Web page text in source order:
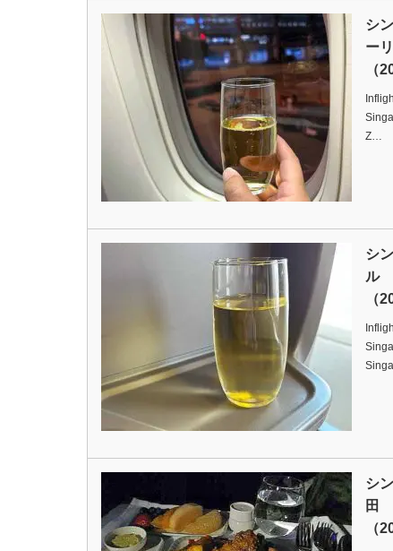
シ
ー
（
Z…
シ
ル
（
シ
田
（